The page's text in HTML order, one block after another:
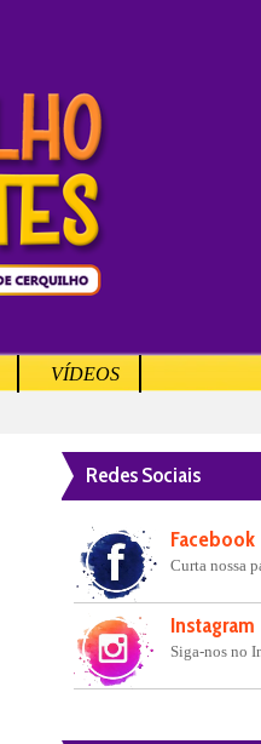
VÍDEOS
Redes Sociais
Facebook
Curta nossa
Instagram
Siga-nos no